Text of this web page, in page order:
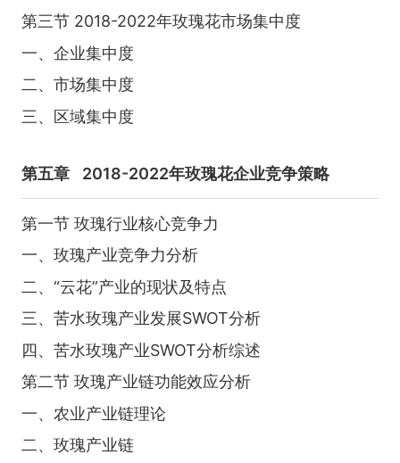
第三节 2018-2022年玫瑰花市场集中度
一、企业集中度
二、市场集中度
三、区域集中度
第五章 2018-2022年玫瑰花企业竞争策略
第一节 玫瑰行业核心竞争力
一、玫瑰产业竞争力分析
二、“云花”产业的现状及特点
三、苦水玫瑰产业发展SWOT分析
四、苦水玫瑰产业SWOT分析综述
第二节 玫瑰产业链功能效应分析
一、农业产业链理论
二、玫瑰产业链